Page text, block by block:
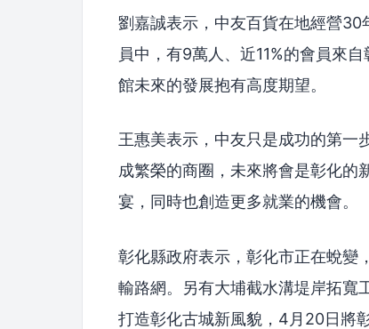
劉嘉誠表示，中友百貨在地經營
員中，有9萬人、近11%的會員來
館未來的發展抱有高度期望。
王惠美表示，中友只是成功的第一
成繁榮的商圈，未來將會是彰化的
宴，同時也創造更多就業的機會。
彰化縣政府表示，彰化市正在蛻變
輸路網。另有大埔截水溝堤岸拓寬
打造彰化古城新風貌，4月20日將